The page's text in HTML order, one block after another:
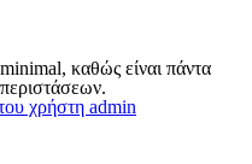
καθώς είναι πάντα
χρήστη admin